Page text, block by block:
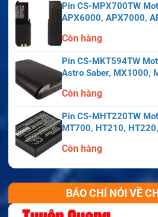
Pin CS-MPX700TW
APX6000, APX7000,
Còn hàng
Pin CS-MKT594TW
Astro Saber, MX1000,
Còn hàng
Pin CS-MHT220TW
MT700, HT210,
Còn hàng
BÁO CHÍ NÓI VỀ